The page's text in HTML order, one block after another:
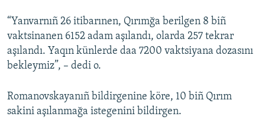
“Yanvarnıñ 26 itibarınen, Qırımğa berilgen 8 biñ
vaktsinanen 6152 adam aşılandı, olarda 257 tekrar
aşılandı. Yaqın künlerde daa 7200 vaktsiyana dozasını
bekleymiz”, – dedi o.
Romanovskayanıñ bildirgenine köre, 10 biñ Qırım
sakini aşılanmağa istegenini bildirgen.